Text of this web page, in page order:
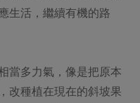
生活，繼續有機的路
當多力氣，像是把原本
改種植在現在的斜坡果